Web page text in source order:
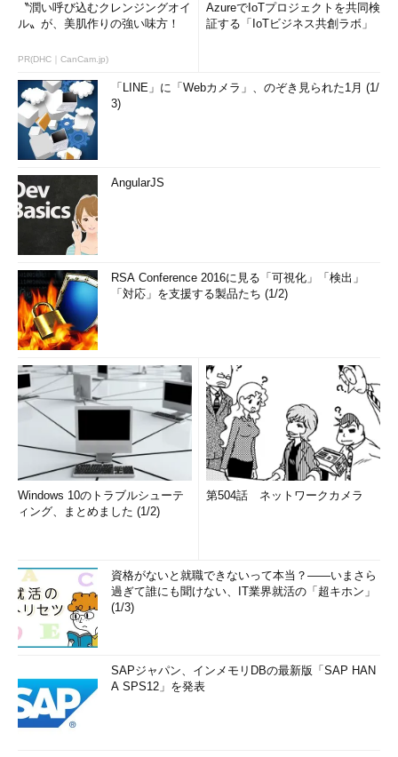
〝潤い呼び込むクレンジングオイ
ル〟が、美肌作りの強い味方！
PR(DHC｜CanCam.jp)
AzureでIoTプロジェクトを共同検
証する「IoTビジネス共創ラボ」
「LINE」に「Webカメラ」、のぞき見られた1月 (1/
3)
AngularJS
RSA Conference 2016に見る「可視化」「検出」
「対応」を支援する製品たち (1/2)
Windows 10のトラブルシューテ
ィング、まとめました (1/2)
第504話 ネットワークカメラ
資格がないと就職できないって本当？――いまさら
過ぎて誰にも聞けない、IT業界就活の「超キホン」
(1/3)
SAPジャパン、インメモリDBの最新版「SAP HAN
A SPS12」を発表